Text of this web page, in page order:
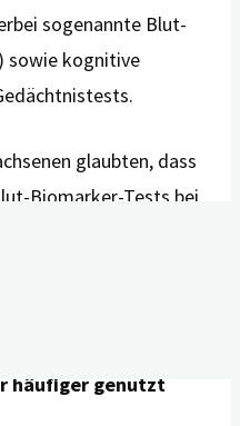
sogenannte Blut-
sowie kognitive
häufiger genutzt